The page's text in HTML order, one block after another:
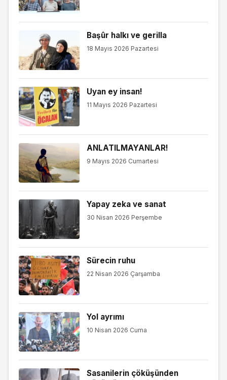
Başûr halkı ve gerilla
18 Mayıs 2026 Pazartesi
Uyan ey insan!
11 Mayıs 2026 Pazartesi
ANLATILMAYANLAR!
9 Mayıs 2026 Cumartesi
Yapay zeka ve sanat
30 Nisan 2026 Perşembe
Sürecin ruhu
22 Nisan 2026 Çarşamba
Yol ayrımı
10 Nisan 2026 Cuma
Sasanilerin çöküşünden